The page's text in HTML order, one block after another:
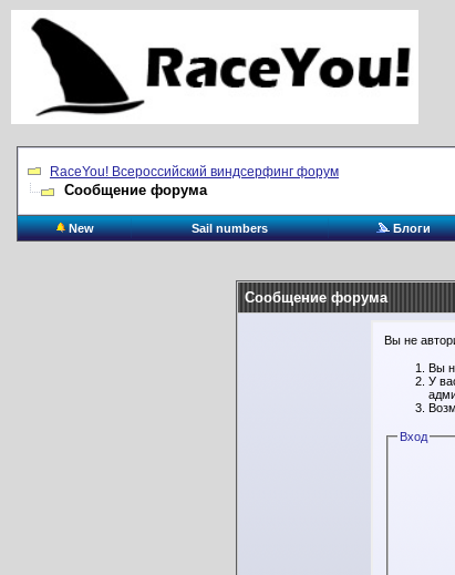
RaceYou! Всероссийский виндсерфинг форум
Сообщение форума
New Sail numbers Блоги
Сообщение форума
Вы не
Вы
У
Вход